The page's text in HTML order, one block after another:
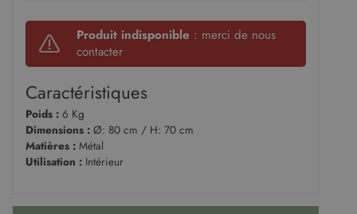
Produit indisponible : merci de nous
contacter
Caractéristiques
Poids : 6 Kg
Dimensions : Ø: 80 cm / H: 70 cm
Matières : Métal
Utilisation : Intérieur